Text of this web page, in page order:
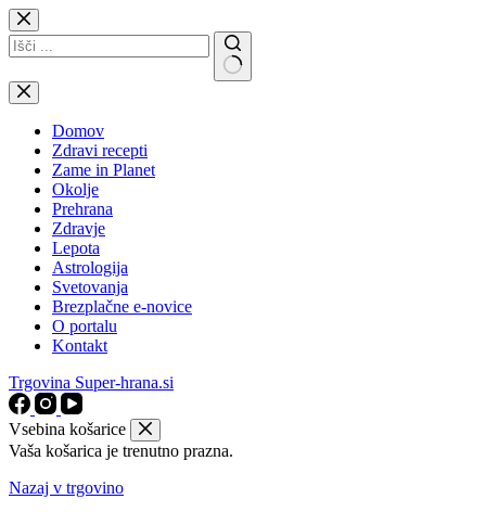
Skip
to
content
No
results
Domov
Zdravi recepti
Zame in Planet
Okolje
Prehrana
Zdravje
Lepota
Astrologija
Svetovanja
Brezplačne e-novice
O portalu
Kontakt
Trgovina Super-hrana.si
Vsebina košarice
Vaša košarica je trenutno prazna.
Nazaj v trgovino